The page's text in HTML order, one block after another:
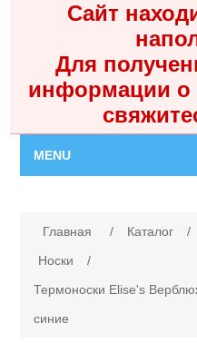
Сайт
Для
информации о
MENU
Каталог
Главная / Каталог /
Носки
/
Термоноски Elise's
синие